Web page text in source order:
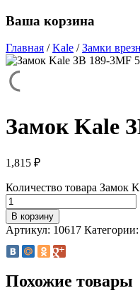
Ваша корзина
Главная / Kale / Замки
Замок Kale
1,815 ₽
Количество товара Замок
В корзину
Артикул: 10617 Категории:
Похожие товары